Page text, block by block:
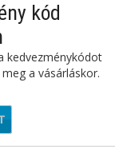
kód
kedvezménykódot
a vásárláskor.